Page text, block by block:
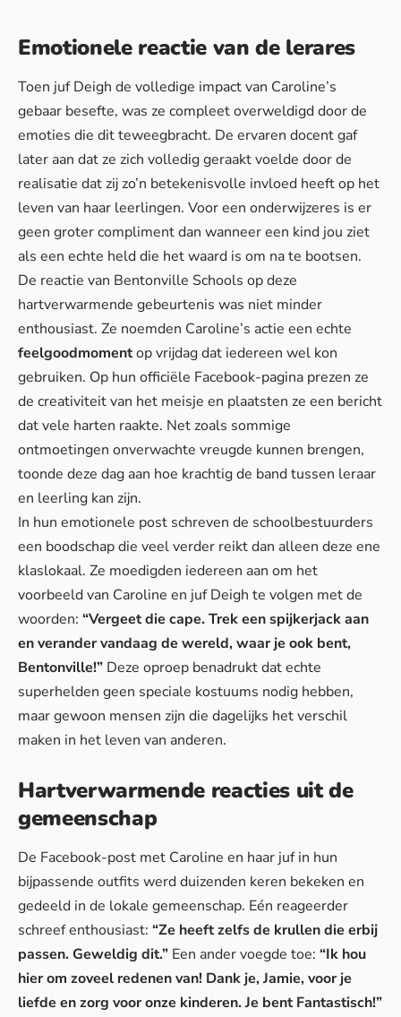
Emotionele reactie van de lerares
Toen juf Deigh de volledige impact van Caroline’s
gebaar besefte, was ze compleet overweldigd door de
emoties die dit teweegbracht. De ervaren docent gaf
later aan dat ze zich volledig geraakt voelde door de
realisatie dat zij zo’n betekenisvolle invloed heeft op het
leven van haar leerlingen. Voor een onderwijzeres is er
geen groter compliment dan wanneer een kind jou ziet
als een echte held die het waard is om na te bootsen.
De reactie van Bentonville Schools op deze
hartverwarmende gebeurtenis was niet minder
enthousiast. Ze noemden Caroline’s actie een echte
feelgoodmomentop vrijdag dat iedereen wel kon
gebruiken. Op hun officiële Facebook-pagina prezen ze
de creativiteit van het meisje en plaatsten ze een bericht
dat vele harten raakte. Net zoals sommige
ontmoetingen onverwachte vreugde kunnen brengen,
toonde deze dag aan hoe krachtig de band tussen leraar
en leerling kan zijn.
In hun emotionele post schreven de schoolbestuurders
een boodschap die veel verder reikt dan alleen deze ene
klaslokaal. Ze moedigden iedereen aan om het
voorbeeld van Caroline en juf Deigh te volgen met de
woorden: “Vergeet die cape. Trek een spijkerjack aan
en verander vandaag de wereld, waar je ook bent,
Bentonville!” Deze oproep benadrukt dat echte
superhelden geen speciale kostuums nodig hebben,
maar gewoon mensen zijn die dagelijks het verschil
maken in het leven van anderen.
Hartverwarmende reacties uit de
gemeenschap
De Facebook-post met Caroline en haar juf in hun
bijpassende outfits werd duizenden keren bekeken en
gedeeld in de lokale gemeenschap. Eén reageerder
schreef enthousiast: “Ze heeft zelfs de krullen die erbij
passen. Geweldig dit.” Een ander voegde toe: “Ik hou
hier om zoveel redenen van! Dank je, Jamie, voor je
liefde en zorg voor onze kinderen. Je bent Fantastisch!”